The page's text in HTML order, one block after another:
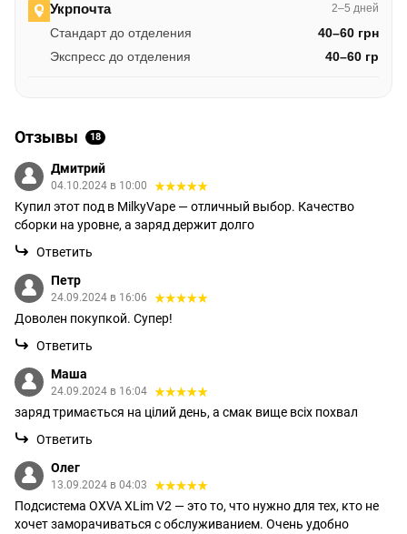
Укрпочта 2–5 дней
Стандарт до отделения
40–60 грн
Экспресс до отделения
40–60 гр
Отзывы 18
Дмитрий
04.10.2024 в 10:00
Купил этот под в MilkyVape — отличный выбор. Качество
сборки на уровне, а заряд держит долго
Ответить
Петр
24.09.2024 в 16:06
Доволен покупкой. Супер!
Ответить
Маша
24.09.2024 в 16:04
заряд тримається на цілий день, а смак вище всіх похвал
Ответить
Олег
13.09.2024 в 04:03
Подсистема OXVA XLim V2 — это то, что нужно для тех, кто не
хочет заморачиваться с обслуживанием. Очень удобно